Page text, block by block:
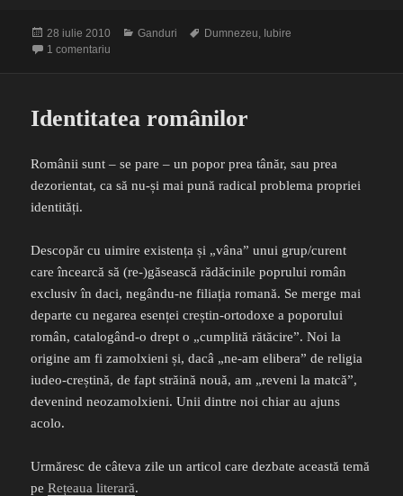
Publicat
pe
28 iulie 2010 Categorii
Ganduri Etichete
Dumnezeu, Iubire
1 comentariu
Identitatea românilor
Românii sunt – se pare – un popor prea tânăr, sau prea
dezorientat, ca să nu-și mai pună radical problema propriei
identități.
Descopăr cu uimire existența și „vâna” unui grup/curent
care încearcă să (re-)găsească rădăcinile poprului român
exclusiv în daci, negându-ne filiația romană. Se merge mai
departe cu negarea esenței creștin-ortodoxe a poporului
român, catalogând-o drept o „cumplită rătăcire”. Noi la
origine am fi zamolxieni și, dacâ „ne-am elibera” de religia
iudeo-creștină, de fapt străină nouă, am „reveni la matcă”,
devenind neozamolxieni. Unii dintre noi chiar au ajuns
acolo.
Urmăresc de câteva zile un articol care dezbate această temă
peRețeaua literară.